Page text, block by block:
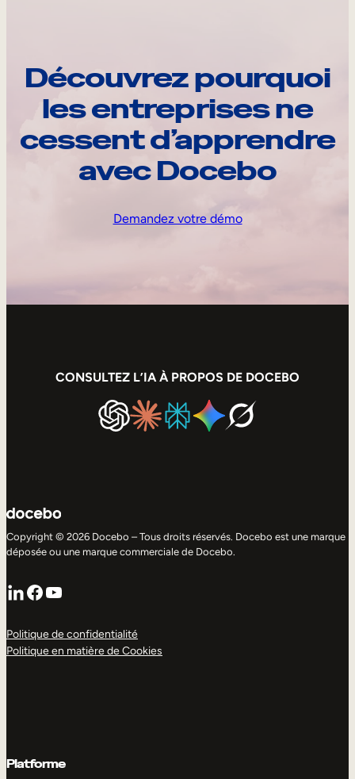
Découvrez pourquoi
les entreprises ne
cessent d’apprendre
avec Docebo
Demandez votre démo
CONSULTEZ L’IA À PROPOS DE DOCEBO
Copyright © 2026 Docebo – Tous droits réservés. Docebo est une marque
déposée ou une marque commerciale de Docebo.
LinkedIn
Facebook
YouTube
Politique de confidentialité
Politique en matière de Cookies
Platforme